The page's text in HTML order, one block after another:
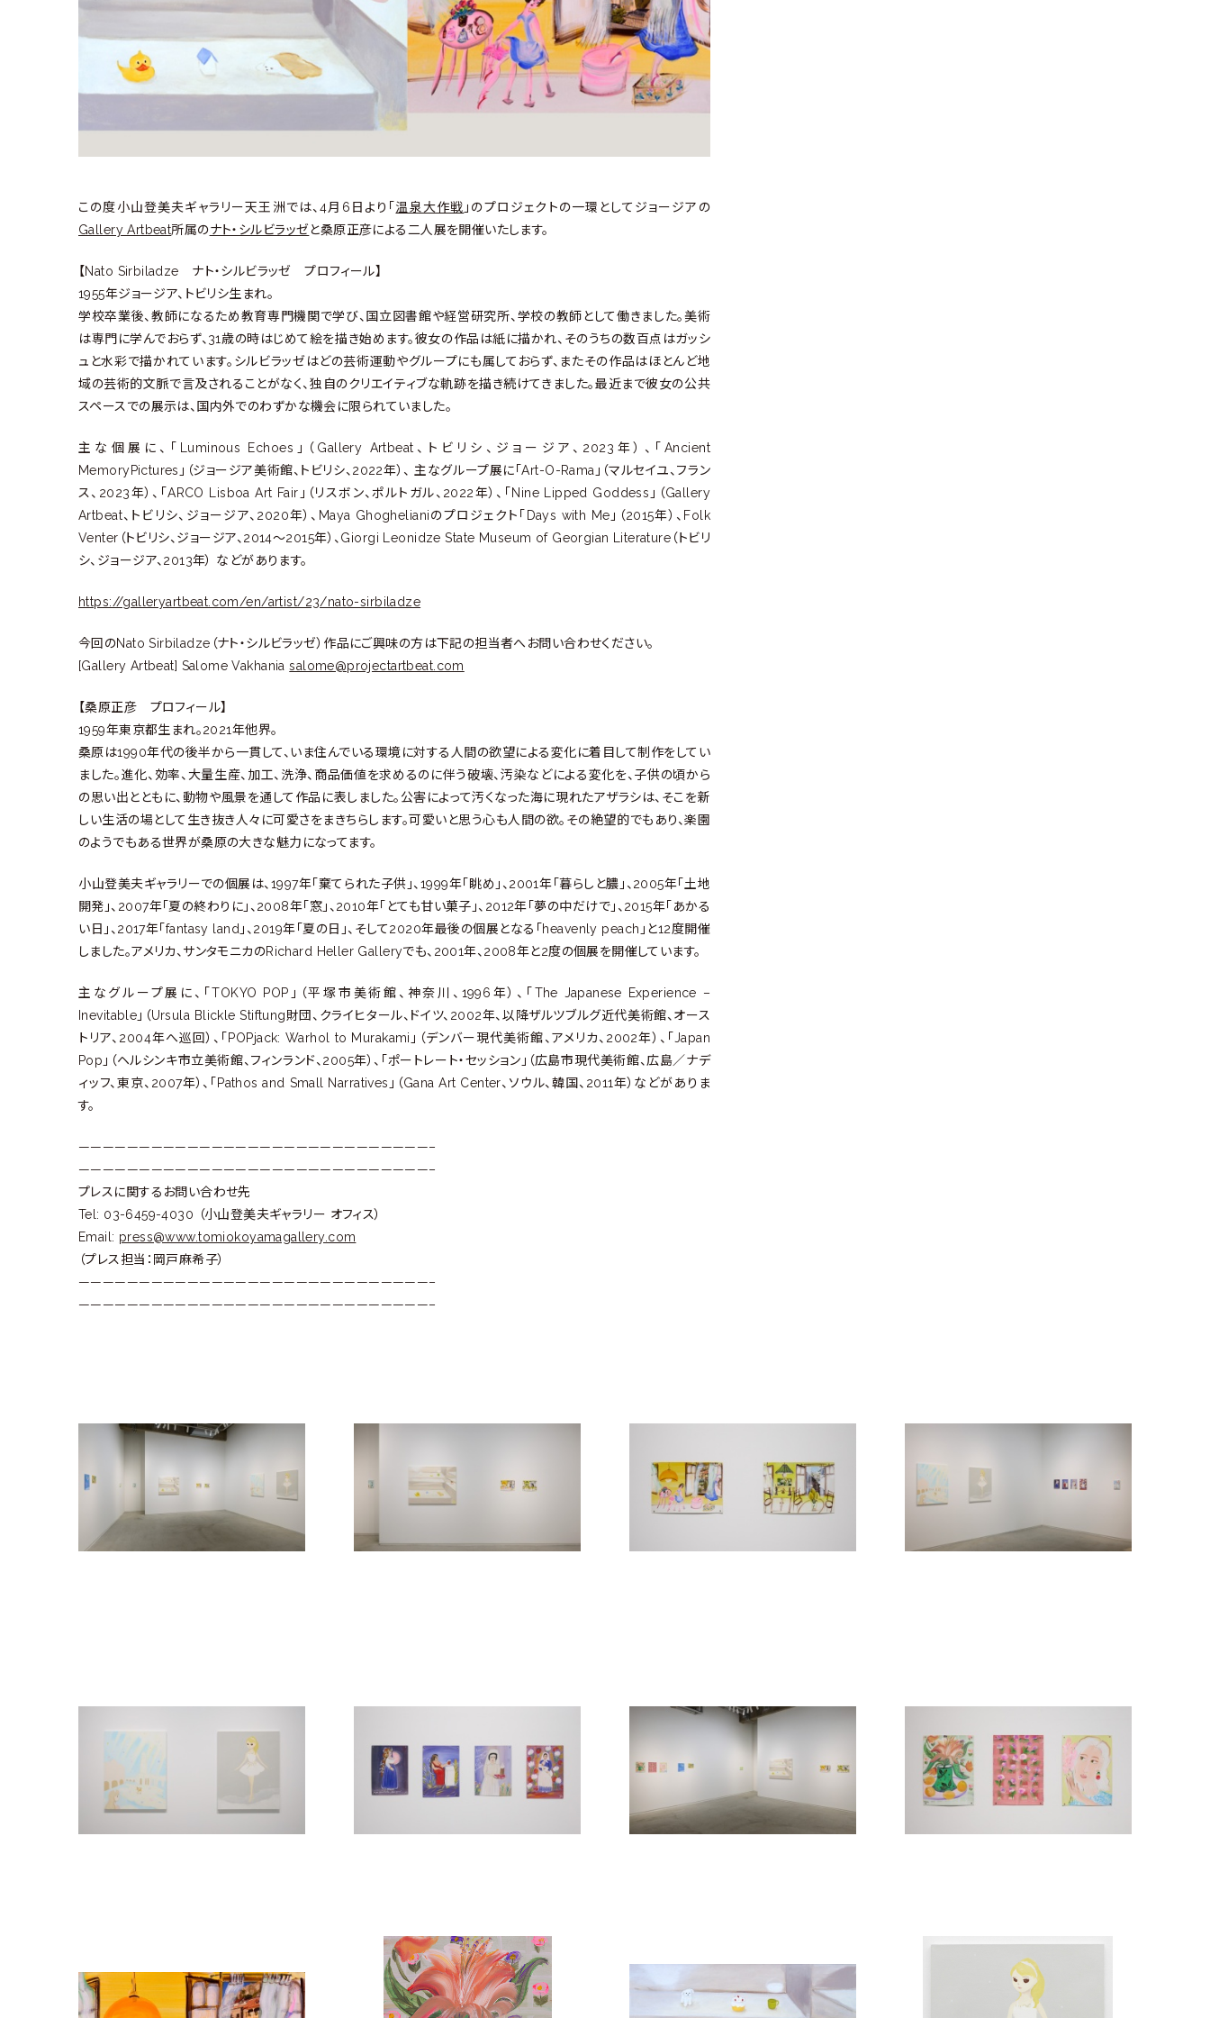
ラ
リ
この度小山登美夫ギャラリー天王洲では、4月6日より「 温泉大作戦 」のプロジェクトの一環としてジョージアの
Gallery Artbeat所属のナト・シルビラッゼと桑原正彦による二人展を開催いたします。
【Nato Sirbiladze ナト・シルビラッゼ プロフィール】
1955年ジョージア、トビリシ生まれ。
学校卒業後、教師になるため教育専門機関で学び、国立図書館や経営研究所、学校の教師として働きました。美術
は専門に学んでおらず、31歳の時はじめて絵を描き始めます。彼女の作品は紙に描かれ、そのうちの数百点はガッシ
ュと水彩で描かれています。シルビラッゼはどの芸術運動やグループにも属しておらず、またその作品はほとんど地
域の芸術的文脈で言及されることがなく、独自のクリエイティブな軌跡を描き続けてきました。最近まで彼女の公共
スペースでの展示は、国内外でのわずかな機会に限られていました。
主な個展に、「Luminous Echoes」（Gallery Artbeat、トビリシ、ジョージア、2023年）、「Ancient
MemoryPictures」（ジョージア美術館、トビリシ、2022年）、 主なグループ展に「Art-O-Rama」（マルセイユ、フラン
ス、2023年）、「ARCO Lisboa Art Fair」（リスボン、ポルトガル、2022年）、「Nine Lipped Goddess」（Gallery
Artbeat、トビリシ、ジョージア、2020年）、Maya Ghoghelianiのプロジェクト「Days with Me」（2015年）、Folk
Venter（トビリシ、ジョージア、2014〜2015年）、Giorgi Leonidze State Museum of Georgian Literature（トビリ
シ、ジョージア、2013年） などがあります。
https://galleryartbeat.com/en/artist/23/nato-sirbiladze
今回のNato Sirbiladze（ナト・シルビラッゼ）作品にご興味の方は下記の担当者へお問い合わせください。
[Gallery Artbeat] Salome Vakhaniasalome@projectartbeat.com
【桑原正彦 プロフィール】
1959年東京都生まれ。2021年他界。
桑原は1990年代の後半から一貫して、いま住んでいる環境に対する人間の欲望による変化に着目して制作をしてい
ました。進化、効率、大量生産、加工、洗浄、商品価値を求めるのに伴う破壊、汚染などによる変化を、子供の頃から
の思い出とともに、動物や風景を通して作品に表しました。公害によって汚くなった海に現れたアザラシは、そこを新
しい生活の場として生き抜き人々に可愛さをまきちらします。可愛いと思う心も人間の欲。その絶望的でもあり、楽園
のようでもある世界が桑原の大きな魅力になってます。
小山登美夫ギャラリーでの個展は、1997年「棄てられた子供」、1999年「眺め」、2001年「暮らしと膿」、2005年「土地
開発」、2007年「夏の終わりに」、2008年「窓」、2010年「とても甘い菓子」、2012年「夢の中だけで」、2015年「あかる
い日」、2017年「fantasy land」、2019年「夏の日」、そして2020年最後の個展となる「heavenly peach」と12度開催
しました。アメリカ、サンタモニカのRichard Heller Galleryでも、2001年、2008年と2度の個展を開催しています。
主なグループ展に、「TOKYO POP」（平塚市美術館、神奈川、1996年）、「The Japanese Experience –
Inevitable」（Ursula Blickle Stiftung財団、クライヒタール、ドイツ、2002年、以降ザルツブルグ近代美術館、オース
トリア、2004年へ巡回）、「POPjack: Warhol to Murakami」（デンバー現代美術館、アメリカ、2002年）、「Japan
Pop」（ヘルシンキ市立美術館、フィンランド、2005年）、「ポートレート・セッション」（広島市現代美術館、広島／ナデ
ィッフ、東京、2007年）、「Pathos and Small Narratives」（Gana Art Center、ソウル、韓国、2011年）などがありま
す。
—————————————————————————————–
—————————————————————————————–
プレスに関するお問い合わせ先
Tel: 03-6459-4030 （小山登美夫ギャラリー オフィス）
Email: press@www.tomiokoyamagallery.com
（プレス担当：岡戸麻希子）
—————————————————————————————–
—————————————————————————————–